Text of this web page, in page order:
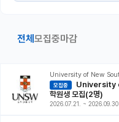
반도체 아카데미
전체 모집중마감
모집중
학원생 모집(2명)
2026.07.21. ~ 2026.09.30